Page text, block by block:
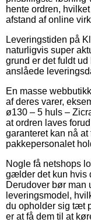
hente ordren,
afstand af online
Leveringstiden på
naturligvis super
grund er det fuldt
anslåede
En masse
af deres varer,
ø130 – 5 huls –
at ordren laves
garanteret kan nå
pakkepersonalet
Nogle få netshops
gælder det kun hvis
Derudover bør
leveringsmodel,
du opholder sig tæt
er at få dem til at